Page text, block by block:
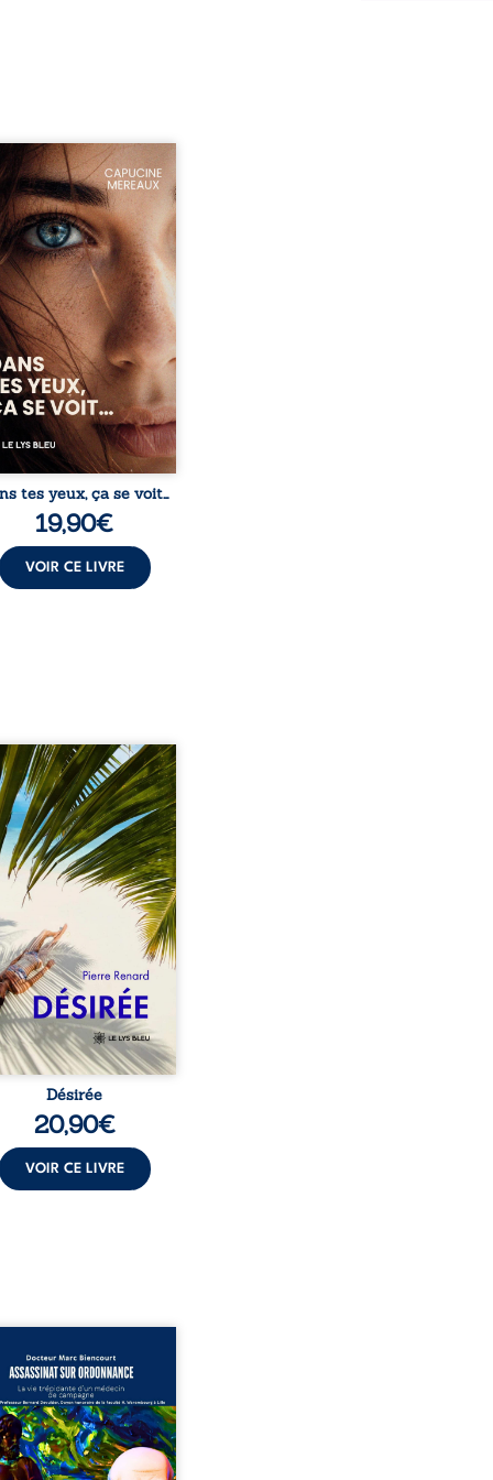
ans, Violette peine à
sa place dans la
Entre timidité,
et peur du
elle avance avec le
d’être différente,
comprendre pleinement
l’habite. Sa rencontre
Louise bouleverse ses
et fait naître en elle
émotions longtemps
Des années plus
alors qu’elle s’apprête à ...
tes yeux, ça se voit…
19,90€
VOIR CE LIVRE
Pierre, jeune retraité,
qu’il est devenu une
femme métissée de
ans. À peine a-t-il
à apprivoiser ce
corps qu’Ange surgit
sa vie et fait vaciller
ses certitudes. Entre
est immédiate,
jusqu’à ce qu’un
familial fasse planer
: et s’ils étaient
demi-frère et ...
Désirée
20,90€
VOIR CE LIVRE
sur ordonnance –
trépidante d’un médecin
est la réédition
et actualisée du
du Docteur Marc
ancien médecin de
qui revient sur son